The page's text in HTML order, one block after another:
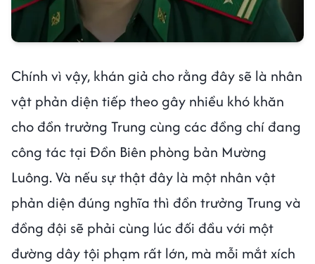
Chính vì vậy, khán giả cho rằng đây sẽ là nhân
vật phản diện tiếp theo gây nhiều khó khăn
cho đồn trưởng Trung cùng các đồng chí đang
công tác tại Đồn Biên phòng bản Mường
Luông. Và nếu sự thật đây là một nhân vật
phản diện đúng nghĩa thì đồn trưởng Trung và
đồng đội sẽ phải cùng lúc đối đầu với một
đường dây tội phạm rất lớn, mà mỗi mắt xích